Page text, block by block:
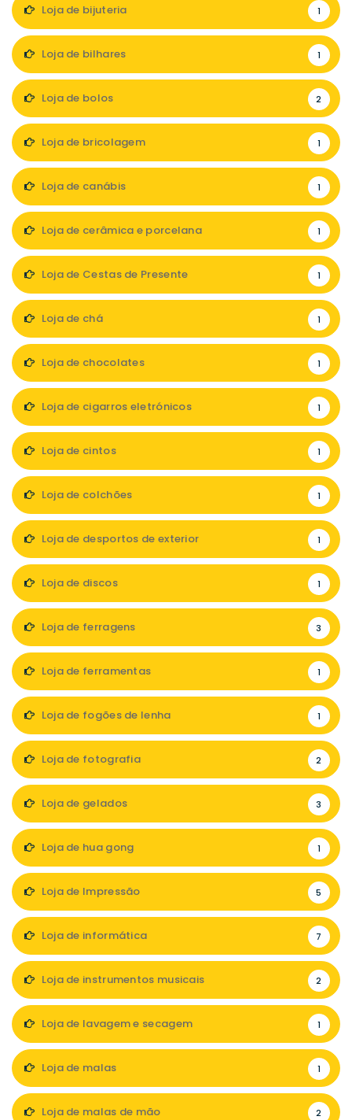
Loja de bijuteria 1
Loja de bilhares 1
Loja de bolos 2
Loja de bricolagem 1
Loja de canábis 1
Loja de cerâmica e porcelana 1
Loja de Cestas de Presente 1
Loja de chá 1
Loja de chocolates 1
Loja de cigarros eletrónicos 1
Loja de cintos 1
Loja de colchões 1
Loja de desportos de exterior 1
Loja de discos 1
Loja de ferragens 3
Loja de ferramentas 1
Loja de fogões de lenha 1
Loja de fotografia 2
Loja de gelados 3
Loja de hua gong 1
Loja de Impressão 5
Loja de informática 7
Loja de instrumentos musicais 2
Loja de lavagem e secagem 1
Loja de malas 1
Loja de malas de mão 2